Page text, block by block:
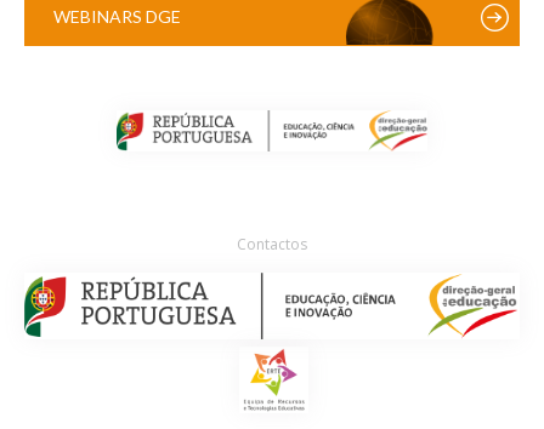
WEBINARS DGE
Contactos